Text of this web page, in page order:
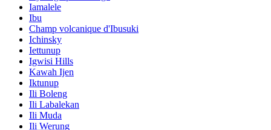
Iamalele
Ibu
Champ volcanique d'Ibusuki
Ichinsky
Iettunup
Igwisi Hills
Kawah Ijen
Iktunup
Ili Boleng
Ili Labalekan
Ili Muda
Ili Werung